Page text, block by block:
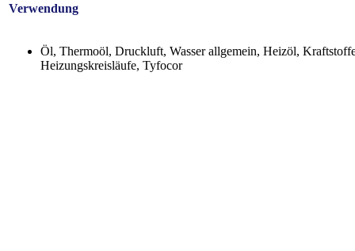
Verwendung
Öl, Thermoöl, Druckluft, Wasser allgemein, Heizöl,
Heizungskreisläufe, Tyfocor